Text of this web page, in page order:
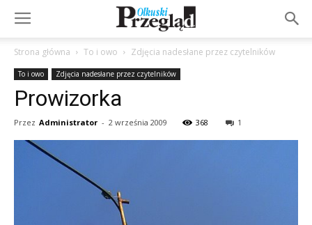
Strona główna To i owo Zdjęcia nadesłane przez czytelników
To i owo Zdjęcia nadesłane przez czytelników
Prowizorka
Przez Administrator - 2 września 2009 368 1